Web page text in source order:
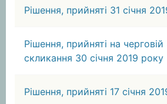
Рішення, прийняті 31 січня
Рішення, прийняті на черговій
скликання 30 січня 2019 року
Рішення, прийняті 17 січня